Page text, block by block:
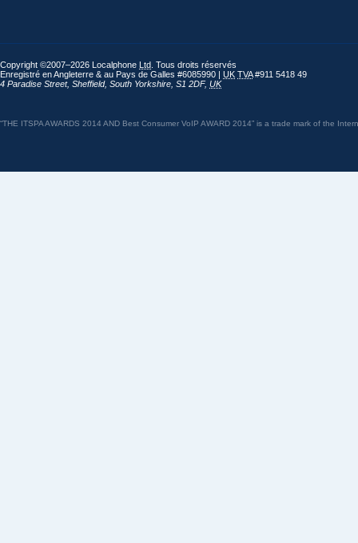
Copyright ©2007–2026 Localphone Ltd . Tous droits réservés
Enregistré en Angleterre & au Pays de Galles #6085990 | UK TVA#911 5418 49
4 Paradise Street, Sheffield, South Yorkshire S1 2DF, UK
“THE ITSPA AWARDS 2014 AND Best Consumer VoIP AWARD 2014” is a trade mark of the